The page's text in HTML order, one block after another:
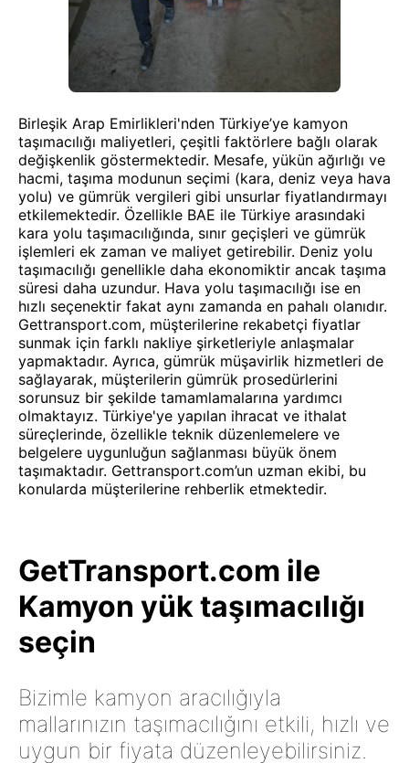
Birleşik Arap Emirlikleri'nden Türkiye’ye kamyon
taşımacılığı maliyetleri, çeşitli faktörlere bağlı olarak
değişkenlik göstermektedir. Mesafe, yükün ağırlığı ve
hacmi, taşıma modunun seçimi (kara, deniz veya hava
yolu) ve gümrük vergileri gibi unsurlar fiyatlandırmayı
etkilemektedir. Özellikle BAE ile Türkiye arasındaki
kara yolu taşımacılığında, sınır geçişleri ve gümrük
işlemleri ek zaman ve maliyet getirebilir. Deniz yolu
taşımacılığı genellikle daha ekonomiktir ancak taşıma
süresi daha uzundur. Hava yolu taşımacılığı ise en
hızlı seçenektir fakat aynı zamanda en pahalı olanıdır.
Gettransport.com, müşterilerine rekabetçi fiyatlar
sunmak için farklı nakliye şirketleriyle anlaşmalar
yapmaktadır. Ayrıca, gümrük müşavirlik hizmetleri de
sağlayarak, müşterilerin gümrük prosedürlerini
sorunsuz bir şekilde tamamlamalarına yardımcı
olmaktayız. Türkiye'ye yapılan ihracat ve ithalat
süreçlerinde, özellikle teknik düzenlemelere ve
belgelere uygunluğun sağlanması büyük önem
taşımaktadır. Gettransport.com’un uzman ekibi, bu
konularda müşterilerine rehberlik etmektedir.
GetTransport.com ile
Kamyon yük taşımacılığı
seçin
Bizimle kamyon aracılığıyla
mallarınızın taşımacılığını etkili, hızlı ve
uygun bir fiyata düzenleyebilirsiniz.